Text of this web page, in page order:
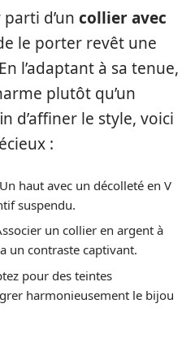
d’un collier avec
le porter revêt une
l’adaptant à sa tenue,
plutôt qu’un
d’affiner le style, voici
:
haut avec un décolleté en V
suspendu.
un collier en argent à
un contraste captivant.
pour des teintes
harmonieusement le bijou